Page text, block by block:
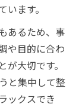
ます。
あるため、事
や目的に合わ
大切です。
と集中して整
ックスでき